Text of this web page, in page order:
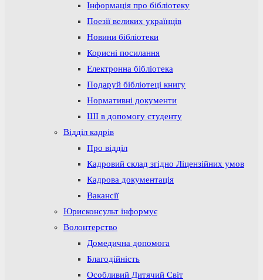
Інформація про бібліотеку
Поезії великих українців
Новини бібліотеки
Корисні посилання
Електронна бібліотека
Подаруй бібліотеці книгу
Нормативні документи
ШІ в допомогу студенту
Відділ кадрів
Про відділ
Кадровий склад згідно Ліцензійних умов
Кадрова документація
Вакансії
Юрисконсульт інформує
Волонтерство
Домедична допомога
Благодійність
Особливий Дитячий Світ